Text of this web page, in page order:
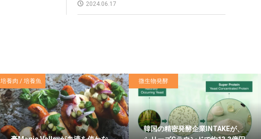
2024.06.17
培養肉 / 培養魚 微生物発酵
韓国の精密発酵企業INTAKEが、